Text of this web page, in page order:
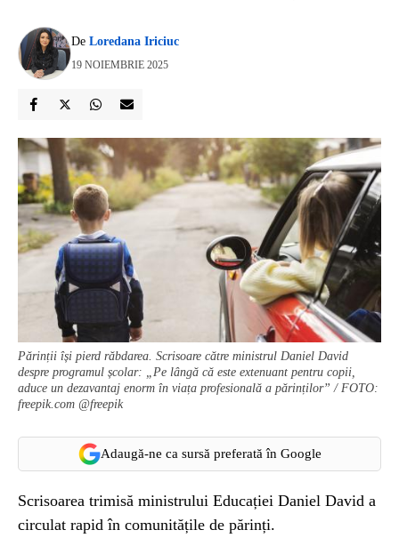
De Loredana Iriciuc
19 NOIEMBRIE 2025
Părinții își pierd răbdarea. Scrisoare către ministrul Daniel David
despre programul școlar: „Pe lângă că este extenuant pentru copii,
aduce un dezavantaj enorm în viața profesională a părinților” / FOTO:
freepik.com @freepik
Adaugă-ne ca sursă preferată în Google
Scrisoarea trimisă ministrului Educației Daniel David a
circulat rapid în comunitățile de părinți.